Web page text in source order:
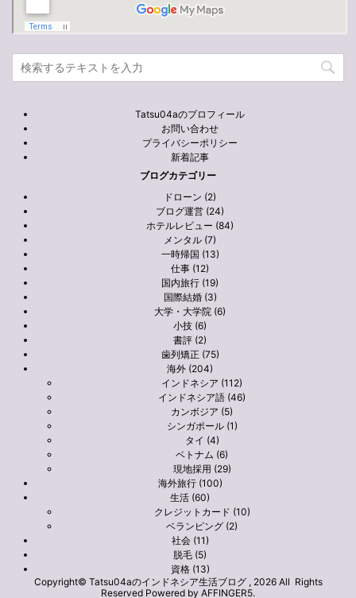
Tatsu04aのプロフィール
お問い合わせ
プライバシーポリシー
新着記事
ブログカテゴリー
ドローン (2)
ブログ運営 (24)
ホテルレビュー (84)
メンタル (7)
一時帰国 (13)
仕事 (12)
国内旅行 (19)
国際結婚 (3)
大学・大学院 (6)
小技 (6)
書評 (2)
歯列矯正 (75)
海外 (204)
インドネシア (112)
インドネシア語 (46)
カンボジア (5)
シンガポール (1)
タイ (4)
ベトナム (6)
現地採用 (29)
海外旅行 (100)
生活 (60)
クレジットカード (10)
ベランピング (2)
社会 (11)
脱毛 (5)
資格 (13)
Copyright© Tatsu04aのインドネシア生活ブログ , 2026 All Rights
Reserved Powered by AFFINGER5.